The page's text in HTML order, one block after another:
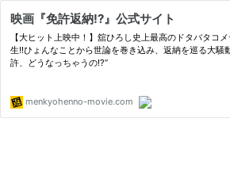
映画『免許返納!?』公式サイト
【大ヒット上映中！】舘ひろし史上最高のドタバタコ
生!!ひょんなことから世論を巻き込み、返納を巡る大騒
許、どうなっちゃうの!?”
menkyohenno-movie.com